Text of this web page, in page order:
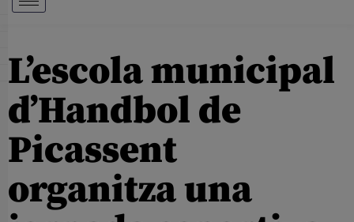
L’escola municipal
d’Handbol de
Picassent
organitza una